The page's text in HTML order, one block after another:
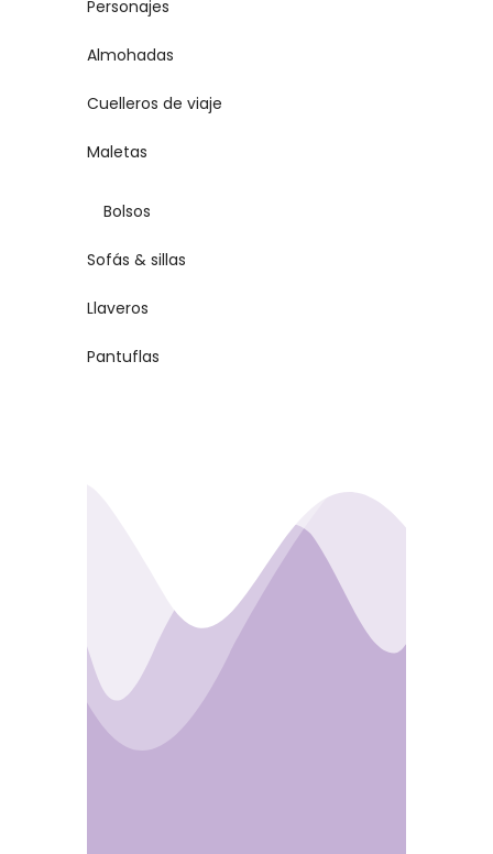
Personajes
Almohadas
Cuelleros de viaje
Maletas
Bolsos
Sofás & sillas
Llaveros
Pantuflas